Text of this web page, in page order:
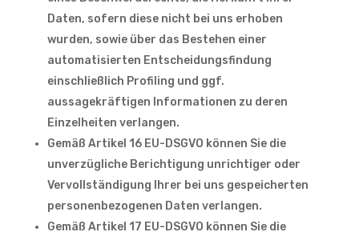
Daten, sofern diese nicht bei uns erhoben
wurden, sowie über das Bestehen einer
automatisierten Entscheidungsfindung
einschließlich Profiling und ggf.
aussagekräftigen Informationen zu deren
Einzelheiten verlangen.
Gemäß Artikel 16 EU-DSGVO können Sie die
unverzügliche Berichtigung unrichtiger oder
Vervollständigung Ihrer bei uns gespeicherten
personenbezogenen Daten verlangen.
Gemäß Artikel 17 EU-DSGVO können Sie die